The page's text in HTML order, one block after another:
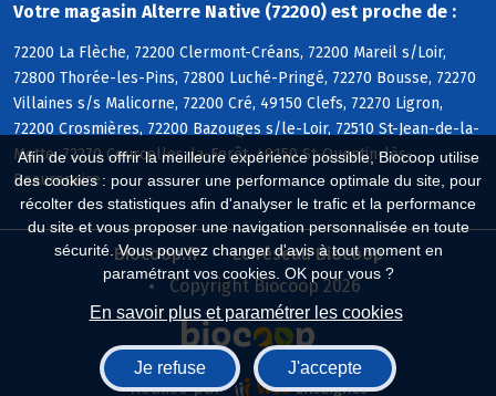
Afin de vous offrir la meilleure expérience possible, Biocoop utilise
des cookies : pour assurer une performance optimale du site, pour
récolter des statistiques afin d'analyser le trafic et la performance
du site et vous proposer une navigation personnalisée en toute
sécurité. Vous pouvez changer d'avis à tout moment en
paramétrant vos cookies. OK pour vous ?
En savoir plus et paramétrer les cookies
Je refuse J'accepte
Votre magasin Alterre Native (72200) est proche de :
72200 La Flèche, 72200 Clermont-Créans, 72200 Mareil s/Loir,
72800 Thorée-les-Pins, 72800 Luché-Pringé, 72270 Bousse, 72270
Villaines s/s Malicorne, 72200 Cré, 49150 Clefs, 72270 Ligron,
72200 Crosmières, 72200 Bazouges s/le-Loir, 72510 St-Jean-de-la-
Motte, 72270 Courcelles-la-Forêt, 49150 St-Quentin-lès-
Beaurepaire
Biocoop.fr
Le réseau Biocoop
Copyright Biocoop 2026
Réalisé par